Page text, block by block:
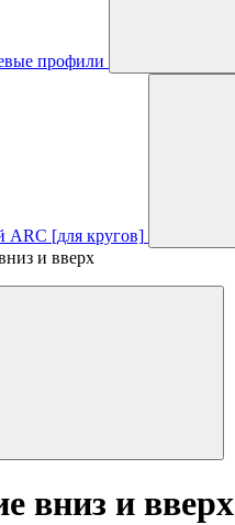
профили
ARC [для кругов]
и вверх
вниз и вверх